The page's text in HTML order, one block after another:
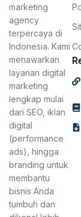
marketing
agency
terpercaya di
Indonesia. Kami
menawarkan
layanan digital
marketing
lengkap mulai
dari SEO, iklan
digital
(performance
ads), hingga
branding untuk
membantu
bisnis Anda
tumbuh dan